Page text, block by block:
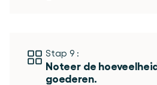
Stap 9 :
Noteer de
goederen.